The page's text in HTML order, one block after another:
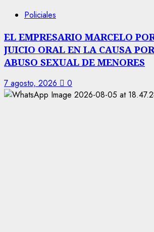
Policiales
EL EMPRESARIO MARCELO
JUICIO ORAL EN LA CAUSA
ABUSO SEXUAL DE MENORES
7 agosto, 2026 0